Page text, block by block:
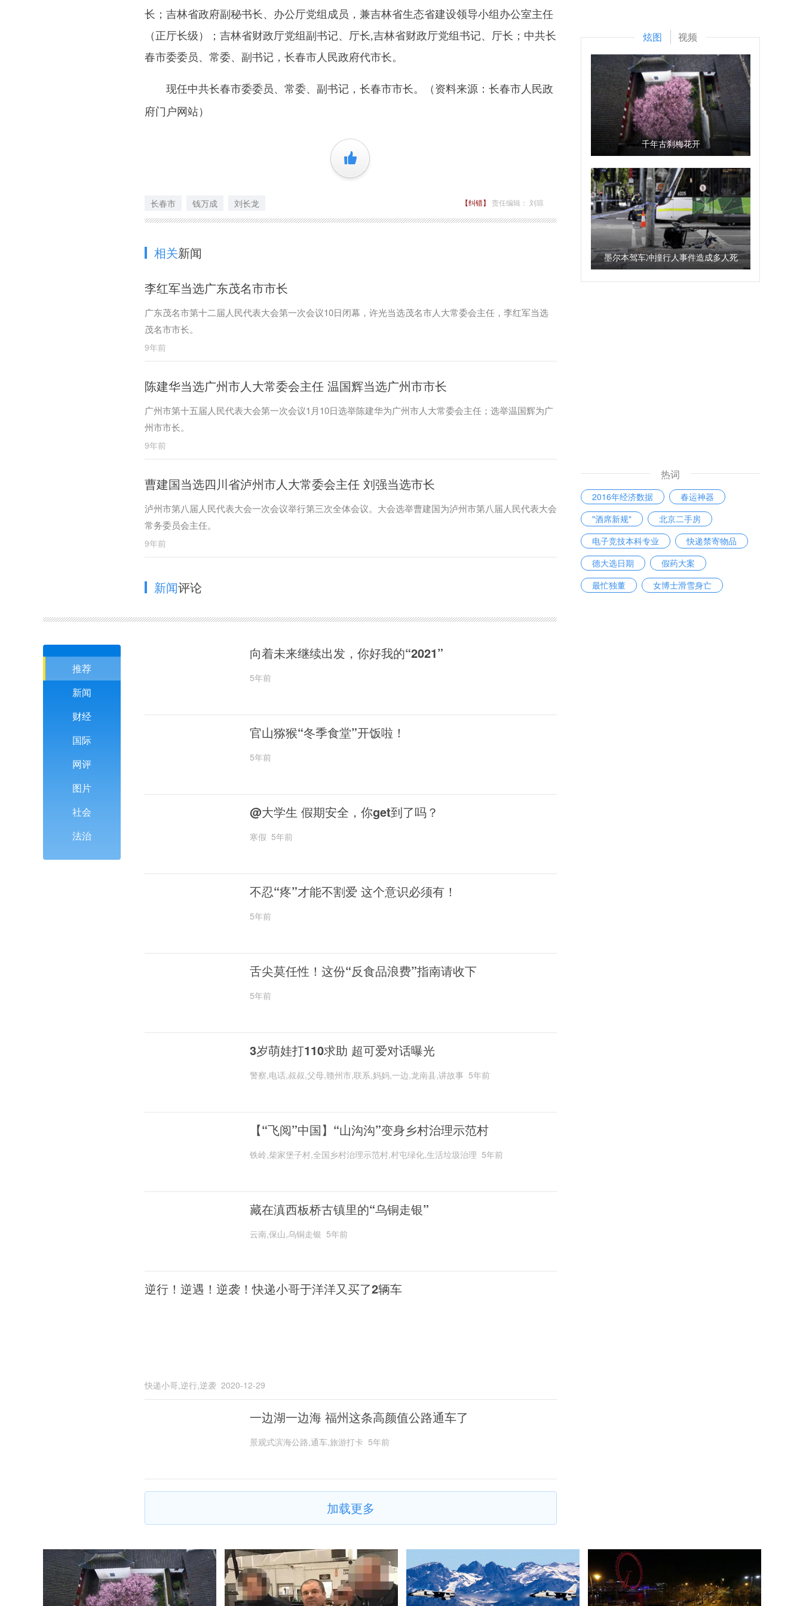
长；吉林省政府副秘书长、办公厅党组成员，兼吉林省生态省建设领导小组办公室主任
（正厅长级）；吉林省财政厅党组副书记、厅长,吉林省财政厅党组书记、厅长；中共长
春市委委员、常委、副书记，长春市人民政府代市长。
现任中共长春市委委员、常委、副书记，长春市市长。（资料来源：长春市人民政
府门户网站）
+1
长春市 钱万成 刘长龙 【纠错】 责任编辑： 刘琼
相关新闻
李红军当选广东茂名市市长
广东茂名市第十二届人民代表大会第一次会议10日闭幕，许光当选茂名市人大常委会主任，李红军当选
茂名市市长。
9年前
陈建华当选广州市人大常委会主任 温国辉当选广州市市长
广州市第十五届人民代表大会第一次会议1月10日选举陈建华为广州市人大常委会主任；选举温国辉为广
州市市长。
9年前
曹建国当选四川省泸州市人大常委会主任 刘强当选市长
泸州市第八届人民代表大会一次会议举行第三次全体会议。大会选举曹建国为泸州市第八届人民代表大会
常务委员会主任。
9年前
新闻评论
推荐
新闻
财经
国际
网评
图片
社会
法治
向着未来继续出发，你好我的“2021”
5年前
官山猕猴“冬季食堂”开饭啦！
5年前
@大学生 假期安全，你get到了吗？
寒假 5年前
不忍“疼”才能不割爱 这个意识必须有！
5年前
舌尖莫任性！这份“反食品浪费”指南请收下
5年前
3岁萌娃打110求助 超可爱对话曝光
警察,电话,叔叔,父母,赣州市,联系,妈妈,一边,龙南县,讲故事 5年前
【“飞阅”中国】“山沟沟”变身乡村治理示范村
铁岭,柴家堡子村,全国乡村治理示范村,村屯绿化,生活垃圾治理 5年前
藏在滇西板桥古镇里的“乌铜走银”
云南,保山,乌铜走银 5年前
逆行！逆遇！逆袭！快递小哥于洋洋又买了2辆车
快递小哥,逆行,逆袭 2020-12-29
一边湖一边海 福州这条高颜值公路通车了
景观式滨海公路,通车,旅游打卡 5年前
加载更多
炫图 视频
千年古刹梅花开
墨尔本驾车冲撞行人事件造成多人死
热词
2016年经济数据
春运神器
"酒席新规"
北京二手房
电子竞技本科专业
快递禁寄物品
德大选日期
假药大案
最忙独董
女博士滑雪身亡